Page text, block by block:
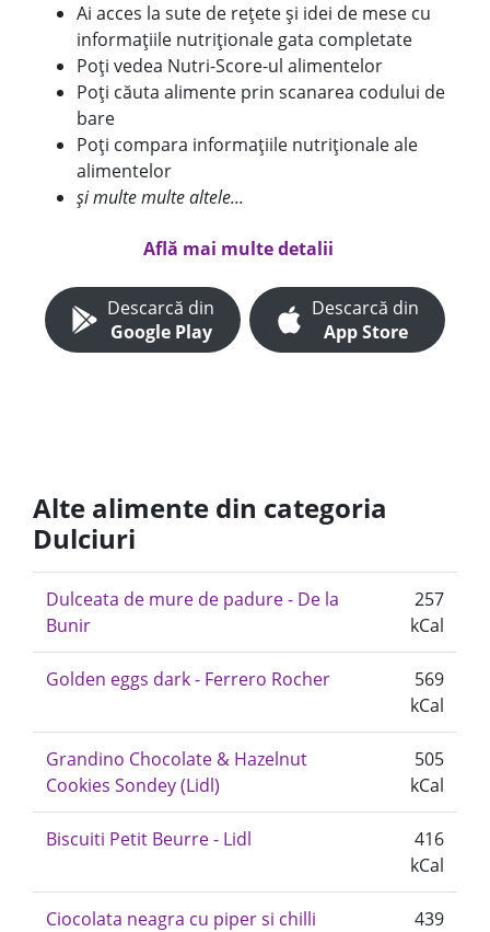
Ai acces la sute de rețete și idei de mese cu
informațiile nutriționale gata completate
Poți vedea Nutri-Score-ul alimentelor
Poți căuta alimente prin scanarea codului de
bare
Poți compara informațiile nutriționale ale
alimentelor
și multe multe altele...
Află mai multe detalii
Descarcă din
Google Play
Descarcă din
App Store
Alte alimente din categoria
Dulciuri
Dulceata de mure de padure - De la
Bunir
257
kCal
Golden eggs dark - Ferrero Rocher
569
kCal
Grandino Chocolate & Hazelnut
Cookies Sondey (Lidl)
505
kCal
Biscuiti Petit Beurre - Lidl
416
kCal
Ciocolata neagra cu piper si chilli
439